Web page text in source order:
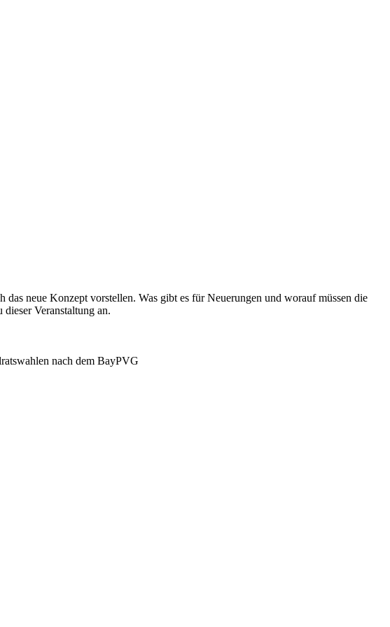
neue Konzept vorstellen. Was gibt es für Neuerungen und worauf müssen die
Veranstaltung an.
nach dem BayPVG